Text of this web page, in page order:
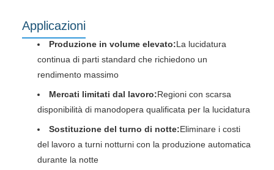
Applicazioni
Produzione in volume elevato:La lucidatura
continua di parti standard che richiedono un
rendimento massimo
Mercati limitati dal lavoro:Regioni con scarsa
disponibilità di manodopera qualificata per la lucidatura
Sostituzione del turno di notte:Eliminare i costi
del lavoro a turni notturni con la produzione automatica
durante la notte